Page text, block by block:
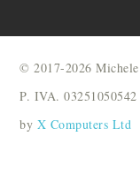
© 2017-2026
P. IVA.
by X Computers Ltd